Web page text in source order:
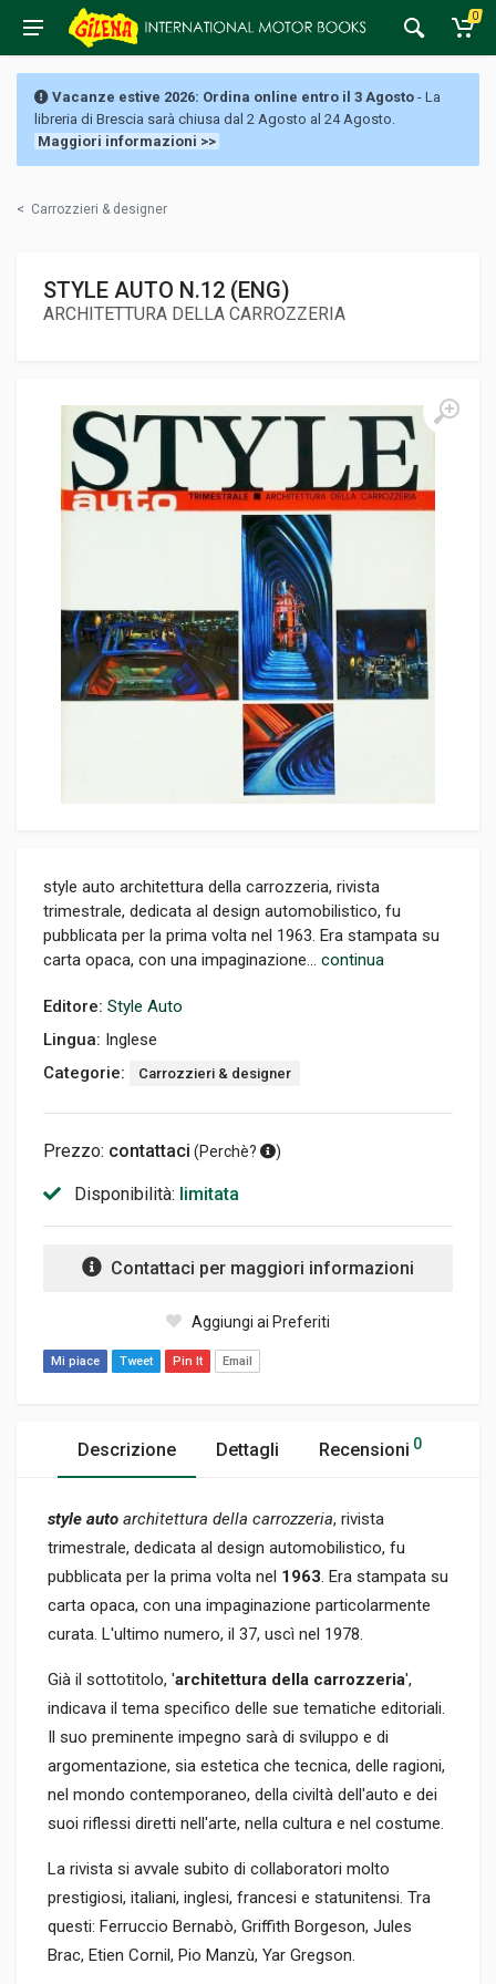
0
Vacanze estive 2026: Ordina online entro il 3 Agosto - La
libreria di Brescia sarà chiusa dal 2 Agosto al 24 Agosto.
Maggiori informazioni >>
< Carrozzieri & designer
STYLE AUTO N.12 (ENG)
ARCHITETTURA DELLA CARROZZERIA
style auto architettura della carrozzeria, rivista
trimestrale, dedicata al design automobilistico, fu
pubblicata per la prima volta nel 1963. Era stampata su
carta opaca, con una impaginazione... continua
Editore: Style Auto
Lingua: Inglese
Categorie:
Carrozzieri & designer
Prezzo: contattaci (Perchè? )
Disponibilità: limitata
Contattaci per maggiori informazioni
Aggiungi ai Preferiti
Mi piace Tweet Pin It Email
Descrizione Dettagli Recensioni 0
style auto architettura della carrozzeria, rivista
trimestrale, dedicata al design automobilistico, fu
pubblicata per la prima volta nel 1963. Era stampata su
carta opaca, con una impaginazione particolarmente
curata. L'ultimo numero, il 37, uscì nel 1978.
Già il sottotitolo, 'architettura della carrozzeria',
indicava il tema specifico delle sue tematiche editoriali.
Il suo preminente impegno sarà di sviluppo e di
argomentazione, sia estetica che tecnica, delle ragioni,
nel mondo contemporaneo, della civiltà dell'auto e dei
suoi riflessi diretti nell'arte, nella cultura e nel costume.
La rivista si avvale subito di collaboratori molto
prestigiosi, italiani, inglesi, francesi e statunitensi. Tra
questi: Ferruccio Bernabò, Griffith Borgeson, Jules
Brac, Etien Cornil, Pio Manzù, Yar Gregson.